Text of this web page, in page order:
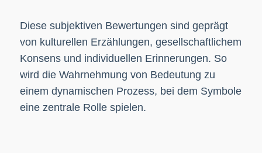
Diese subjektiven Bewertungen sind geprägt
von kulturellen Erzählungen, gesellschaftlichem
Konsens und individuellen Erinnerungen. So
wird die Wahrnehmung von Bedeutung zu
einem dynamischen Prozess, bei dem Symbole
eine zentrale Rolle spielen.